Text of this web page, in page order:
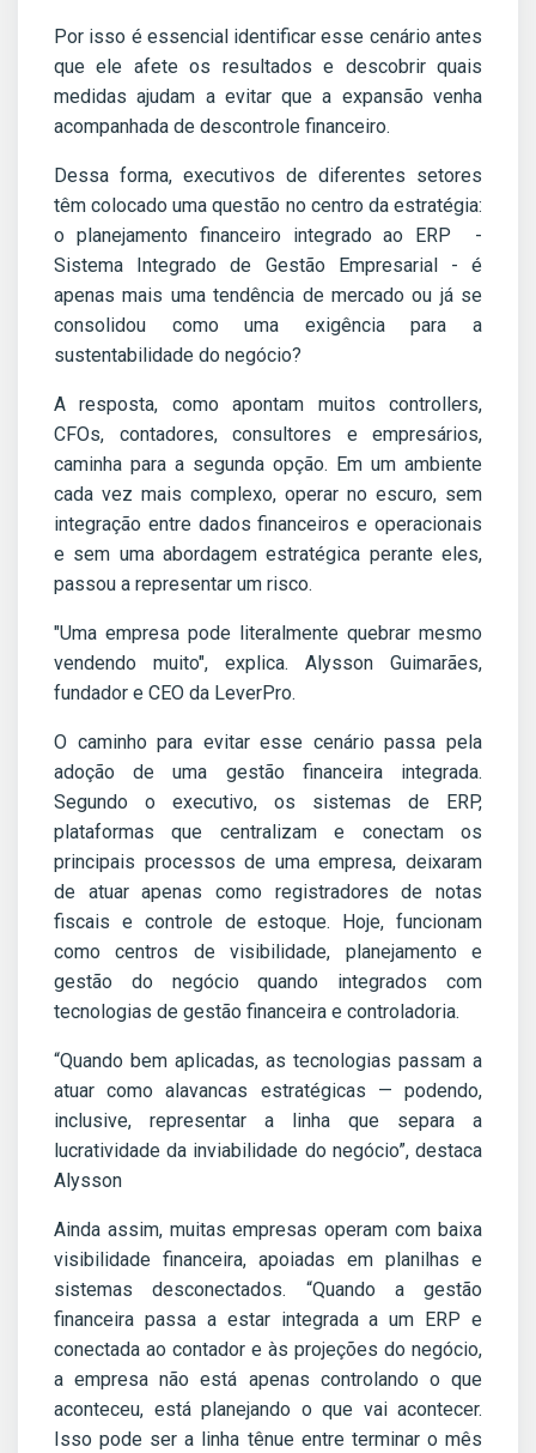
Por isso é essencial identificar esse cenário antes
que ele afete os resultados e descobrir quais
medidas ajudam a evitar que a expansão venha
acompanhada de descontrole financeiro.
Dessa forma, executivos de diferentes setores
têm colocado uma questão no centro da estratégia:
o planejamento financeiro integrado ao ERP -
Sistema Integrado de Gestão Empresarial - é
apenas mais uma tendência de mercado ou já se
consolidou como uma exigência para a
sustentabilidade do negócio?
A resposta, como apontam muitos controllers,
CFOs, contadores, consultores e empresários,
caminha para a segunda opção. Em um ambiente
cada vez mais complexo, operar no escuro, sem
integração entre dados financeiros e operacionais
e sem uma abordagem estratégica perante eles,
passou a representar um risco.
"Uma empresa pode literalmente quebrar mesmo
vendendo muito", explica. Alysson Guimarães,
fundador e CEO da LeverPro.
O caminho para evitar esse cenário passa pela
adoção de uma gestão financeira integrada.
Segundo o executivo, os sistemas de ERP,
plataformas que centralizam e conectam os
principais processos de uma empresa, deixaram
de atuar apenas como registradores de notas
fiscais e controle de estoque. Hoje, funcionam
como centros de visibilidade, planejamento e
gestão do negócio quando integrados com
tecnologias de gestão financeira e controladoria.
“Quando bem aplicadas, as tecnologias passam a
atuar como alavancas estratégicas — podendo,
inclusive, representar a linha que separa a
lucratividade da inviabilidade do negócio”, destaca
Alysson
Ainda assim, muitas empresas operam com baixa
visibilidade financeira, apoiadas em planilhas e
sistemas desconectados. “Quando a gestão
financeira passa a estar integrada a um ERP e
conectada ao contador e às projeções do negócio,
a empresa não está apenas controlando o que
aconteceu, está planejando o que vai acontecer.
Isso pode ser a linha tênue entre terminar o mês